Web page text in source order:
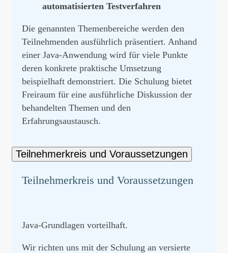
automatisierten Testverfahren
Die genannten Themenbereiche werden den
Teilnehmenden ausführlich präsentiert. Anhand
einer Java-Anwendung wird für viele Punkte
deren konkrete praktische Umsetzung
beispielhaft demonstriert. Die Schulung bietet
Freiraum für eine ausführliche Diskussion der
behandelten Themen und den
Erfahrungsaustausch.
Teilnehmerkreis und Voraussetzungen
Teilnehmerkreis und Voraussetzungen
Java-Grundlagen vorteilhaft.
Wir richten uns mit der Schulung an versierte